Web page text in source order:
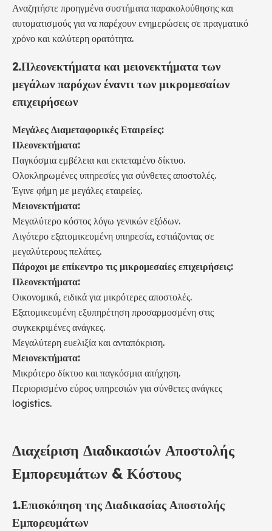
Αναζητήστε προηγμένα συστήματα παρακολούθησης και
αυτοματισμούς για να παρέχουν ενημερώσεις σε πραγματικό
χρόνο και καλύτερη ορατότητα.
2.Πλεονεκτήματα και μειονεκτήματα των
μεγάλων παρόχων έναντι των μικρομεσαίων
επιχειρήσεων
Μεγάλες Διαμεταφορικές Εταιρείες:
Πλεονεκτήματα:
Παγκόσμια εμβέλεια και εκτεταμένο δίκτυο.
Ολοκληρωμένες υπηρεσίες για σύνθετες αποστολές.
Έγινε φήμη με μεγάλες εταιρείες.
Μειονεκτήματα:
Μεγαλύτερο κόστος λόγω γενικών εξόδων.
Λιγότερο εξατομικευμένη υπηρεσία, εστιάζοντας σε
μεγαλύτερους πελάτες.
Πάροχοι με επίκεντρο τις μικρομεσαίες επιχειρήσεις:
Πλεονεκτήματα:
Οικονομικά, ειδικά για μικρότερες αποστολές.
Εξατομικευμένη εξυπηρέτηση προσαρμοσμένη στις
συγκεκριμένες ανάγκες.
Μεγαλύτερη ευελιξία και ανταπόκριση.
Μειονεκτήματα:
Μικρότερο δίκτυο και παγκόσμια απήχηση.
Περιορισμένο εύρος υπηρεσιών για σύνθετες ανάγκες
logistics.
Διαχείριση Διαδικασιών Αποστολής
Εμπορευμάτων & Κόστους
1.Επισκόπηση της Διαδικασίας Αποστολής
Εμπορευμάτων